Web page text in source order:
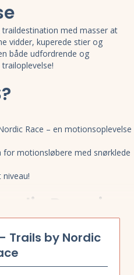
med masser at
vidder, kuperede stier og
både udfordrende og
Race – en motionsoplevelse
for motionsløbere med snørklede
Race i
Trails by Nordic